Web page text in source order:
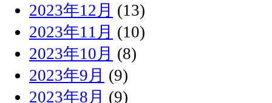
2023年12月 (13)
2023年11月 (10)
2023年10月 (8)
2023年9月 (9)
2023年8月 (9)